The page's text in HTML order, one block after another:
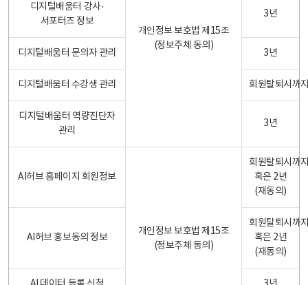
개인정보 보호법 제15조
(정보주체 동의)
디지털배움터 강사·
서포터즈 정보
3년
디지털배움터 문의자 관리 3년
디지털배움터 수강생 관리 회원탈퇴시까
디지털배움터 역량진단자
관리
3년
AI허브 홈페이지 회원정보
개인정보 보호법 제15조
(정보주체 동의)
회원탈퇴시까
혹은 2년
(재동의)
AI허브 홍보동의 정보
회원탈퇴시까
혹은 2년
(재동의)